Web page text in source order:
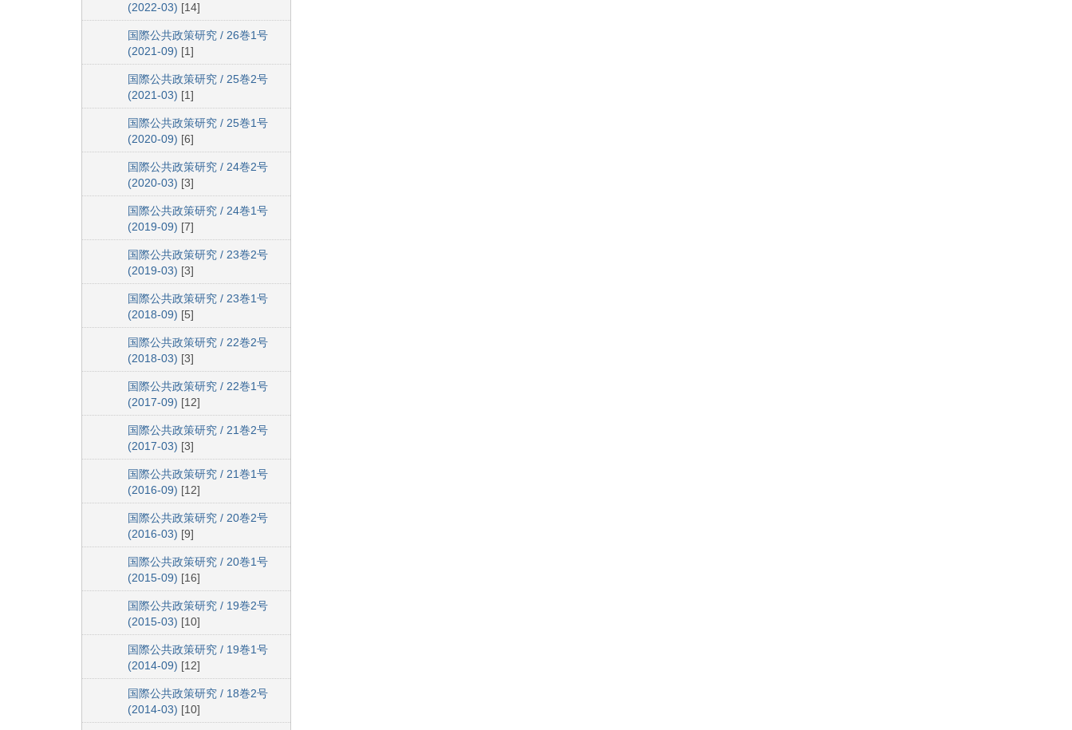
(2022-03) [14]
国際公共政策研究 / 26巻1号
(2021-09) [1]
国際公共政策研究 / 25巻2号
(2021-03) [1]
国際公共政策研究 / 25巻1号
(2020-09) [6]
国際公共政策研究 / 24巻2号
(2020-03) [3]
国際公共政策研究 / 24巻1号
(2019-09) [7]
国際公共政策研究 / 23巻2号
(2019-03) [3]
国際公共政策研究 / 23巻1号
(2018-09) [5]
国際公共政策研究 / 22巻2号
(2018-03) [3]
国際公共政策研究 / 22巻1号
(2017-09) [12]
国際公共政策研究 / 21巻2号
(2017-03) [3]
国際公共政策研究 / 21巻1号
(2016-09) [12]
国際公共政策研究 / 20巻2号
(2016-03) [9]
国際公共政策研究 / 20巻1号
(2015-09) [16]
国際公共政策研究 / 19巻2号
(2015-03) [10]
国際公共政策研究 / 19巻1号
(2014-09) [12]
国際公共政策研究 / 18巻2号
(2014-03) [10]